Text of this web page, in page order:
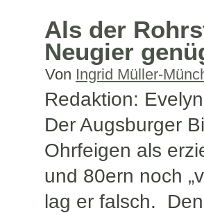
Als der
Neugier
Von Ingrid Müller-
Redaktion:
Der Augsburger
Ohrfeigen als
und 80ern noch
lag er falsch.